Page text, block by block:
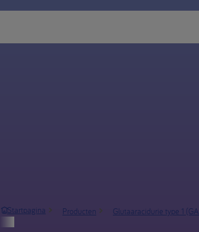
Startpagina Producten Glutaaracidurie type 1